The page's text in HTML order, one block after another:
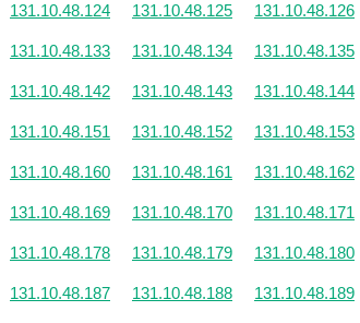
131.10.48.124 131.10.48.125 131.10.48.126
131.10.48.133 131.10.48.134 131.10.48.135
131.10.48.142 131.10.48.143 131.10.48.144
131.10.48.151 131.10.48.152 131.10.48.153
131.10.48.160 131.10.48.161 131.10.48.162
131.10.48.169 131.10.48.170 131.10.48.171
131.10.48.178 131.10.48.179 131.10.48.180
131.10.48.187 131.10.48.188 131.10.48.189